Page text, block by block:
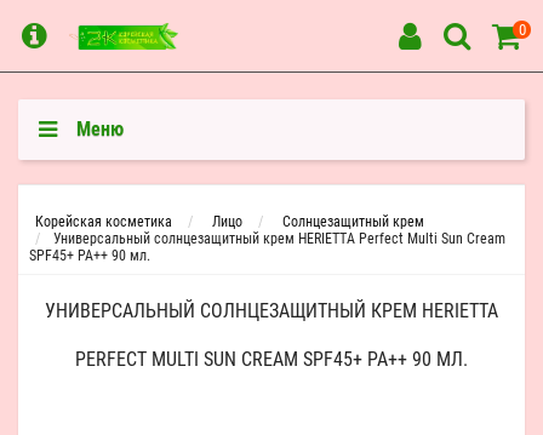
0
Меню
Корейская косметика Лицо
Солнцезащитный крем
Универсальный солнцезащитный крем HERIETTA Perfect Multi Sun Cream
SPF45+ PA++ 90 мл.
УНИВЕРСАЛЬНЫЙ СОЛНЦЕЗАЩИТНЫЙ КРЕМ HERIETTA
PERFECT MULTI SUN CREAM SPF45+ PA++ 90 МЛ.